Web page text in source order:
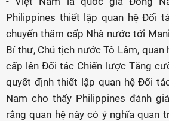
Philippines thiết lập quan hệ Đối
chuyến thăm cấp Nhà nước tới
Bí thư, Chủ tịch nước Tô Lâm, quan
cấp lên Đối tác Chiến lược Tăng
quyết định thiết lập quan hệ Đối
Nam cho thấy Philippines đánh
rằng quan hệ này có ý nghĩa quan